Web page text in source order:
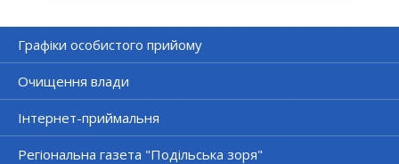
Графіки особистого прийому
Очищення влади
Інтернет-приймальня
Регіональна газета "Подільська зоря"